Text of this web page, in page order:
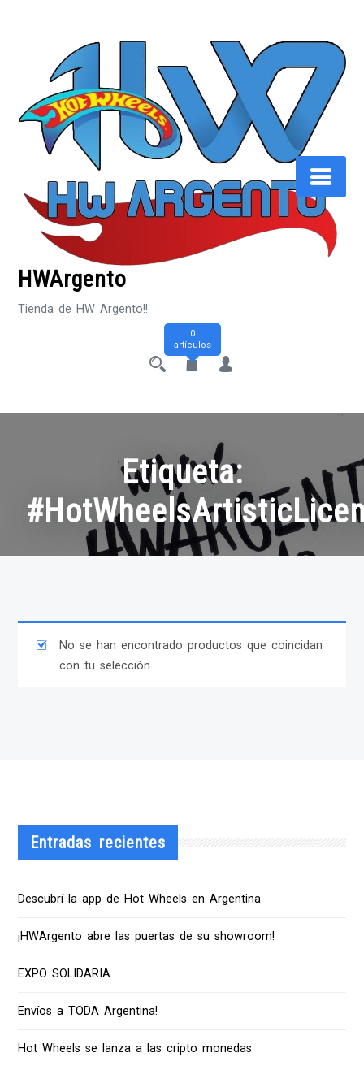
HWArgento
Tienda de HW Argento!!
0
artículos
Etiqueta:
No se han encontrado productos que coincidan
con tu selección.
Entradas recientes
Descubrí la app de Hot Wheels en Argentina
¡HWArgento abre las puertas de su showroom!
EXPO SOLIDARIA
Envíos a TODA Argentina!
Hot Wheels se lanza a las cripto monedas